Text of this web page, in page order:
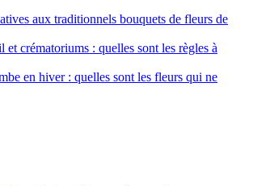
aux traditionnels bouquets de fleurs de
et crématoriums : quelles sont les règles à
en hiver : quelles sont les fleurs qui ne